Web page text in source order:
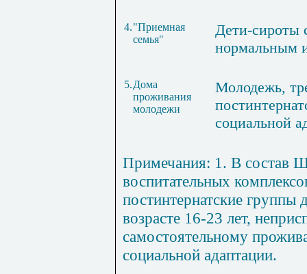
4."Приемная
семья"
Дети-сироты
нормальным
5.Дома
проживания
молодежи
Молодежь,
социальной
Примечания: 1. В состав
воспитательных
постинтернатские
возрасте 16-23 лет,
самостоятельному
социальной адаптации.